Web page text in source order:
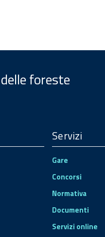
foreste
Servizi
Gare
Concorsi
Normativa
Documenti
Servizi online